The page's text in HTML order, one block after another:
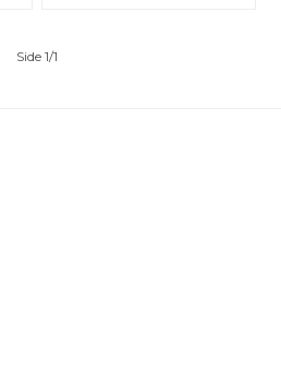
Side 1/1